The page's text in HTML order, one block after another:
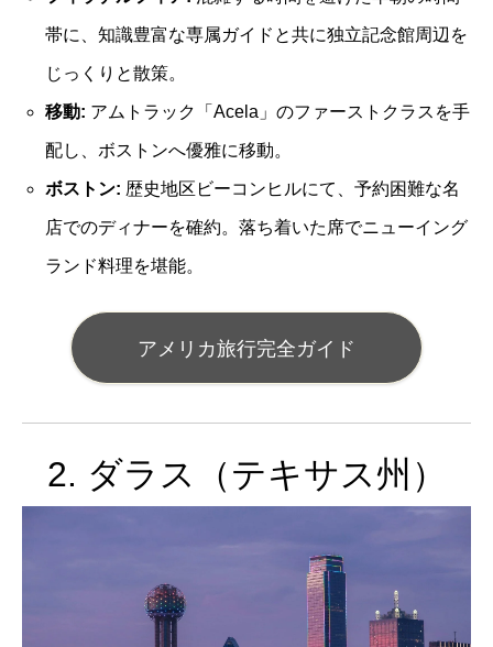
帯に、知識豊富な専属ガイドと共に独立記念館周辺を
じっくりと散策。
移動: アムトラック「Acela」のファーストクラスを手
配し、ボストンへ優雅に移動。
ボストン: 歴史地区ビーコンヒルにて、予約困難な名
店でのディナーを確約。落ち着いた席でニューイング
ランド料理を堪能。
アメリカ旅行完全ガイド
2. ダラス（テキサス州）